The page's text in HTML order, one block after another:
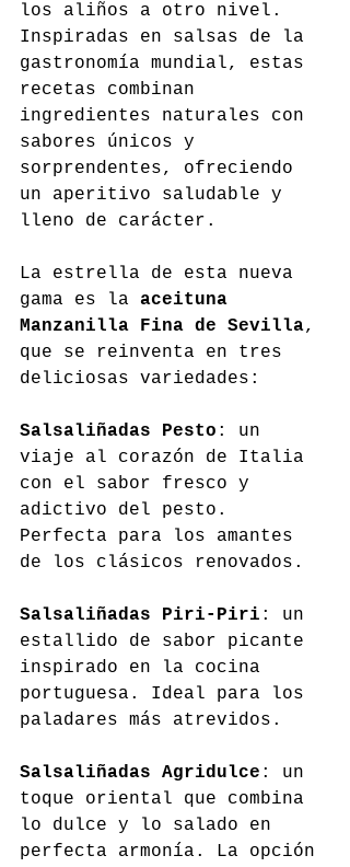
los aliños a otro nivel.
Inspiradas en salsas de la
gastronomía mundial, estas
recetas combinan
ingredientes naturales con
sabores únicos y
sorprendentes, ofreciendo
un aperitivo saludable y
lleno de carácter.
La estrella de esta nueva
gama es la aceituna
Manzanilla Fina de Sevilla,
que se reinventa en tres
deliciosas variedades:
Salsaliñadas Pesto : un
viaje al corazón de Italia
con el sabor fresco y
adictivo del pesto.
Perfecta para los amantes
de los clásicos renovados.
Salsaliñadas Piri-Piri : un
estallido de sabor picante
inspirado en la cocina
portuguesa. Ideal para los
paladares más atrevidos.
Salsaliñadas Agridulce : un
toque oriental que combina
lo dulce y lo salado en
perfecta armonía. La opción